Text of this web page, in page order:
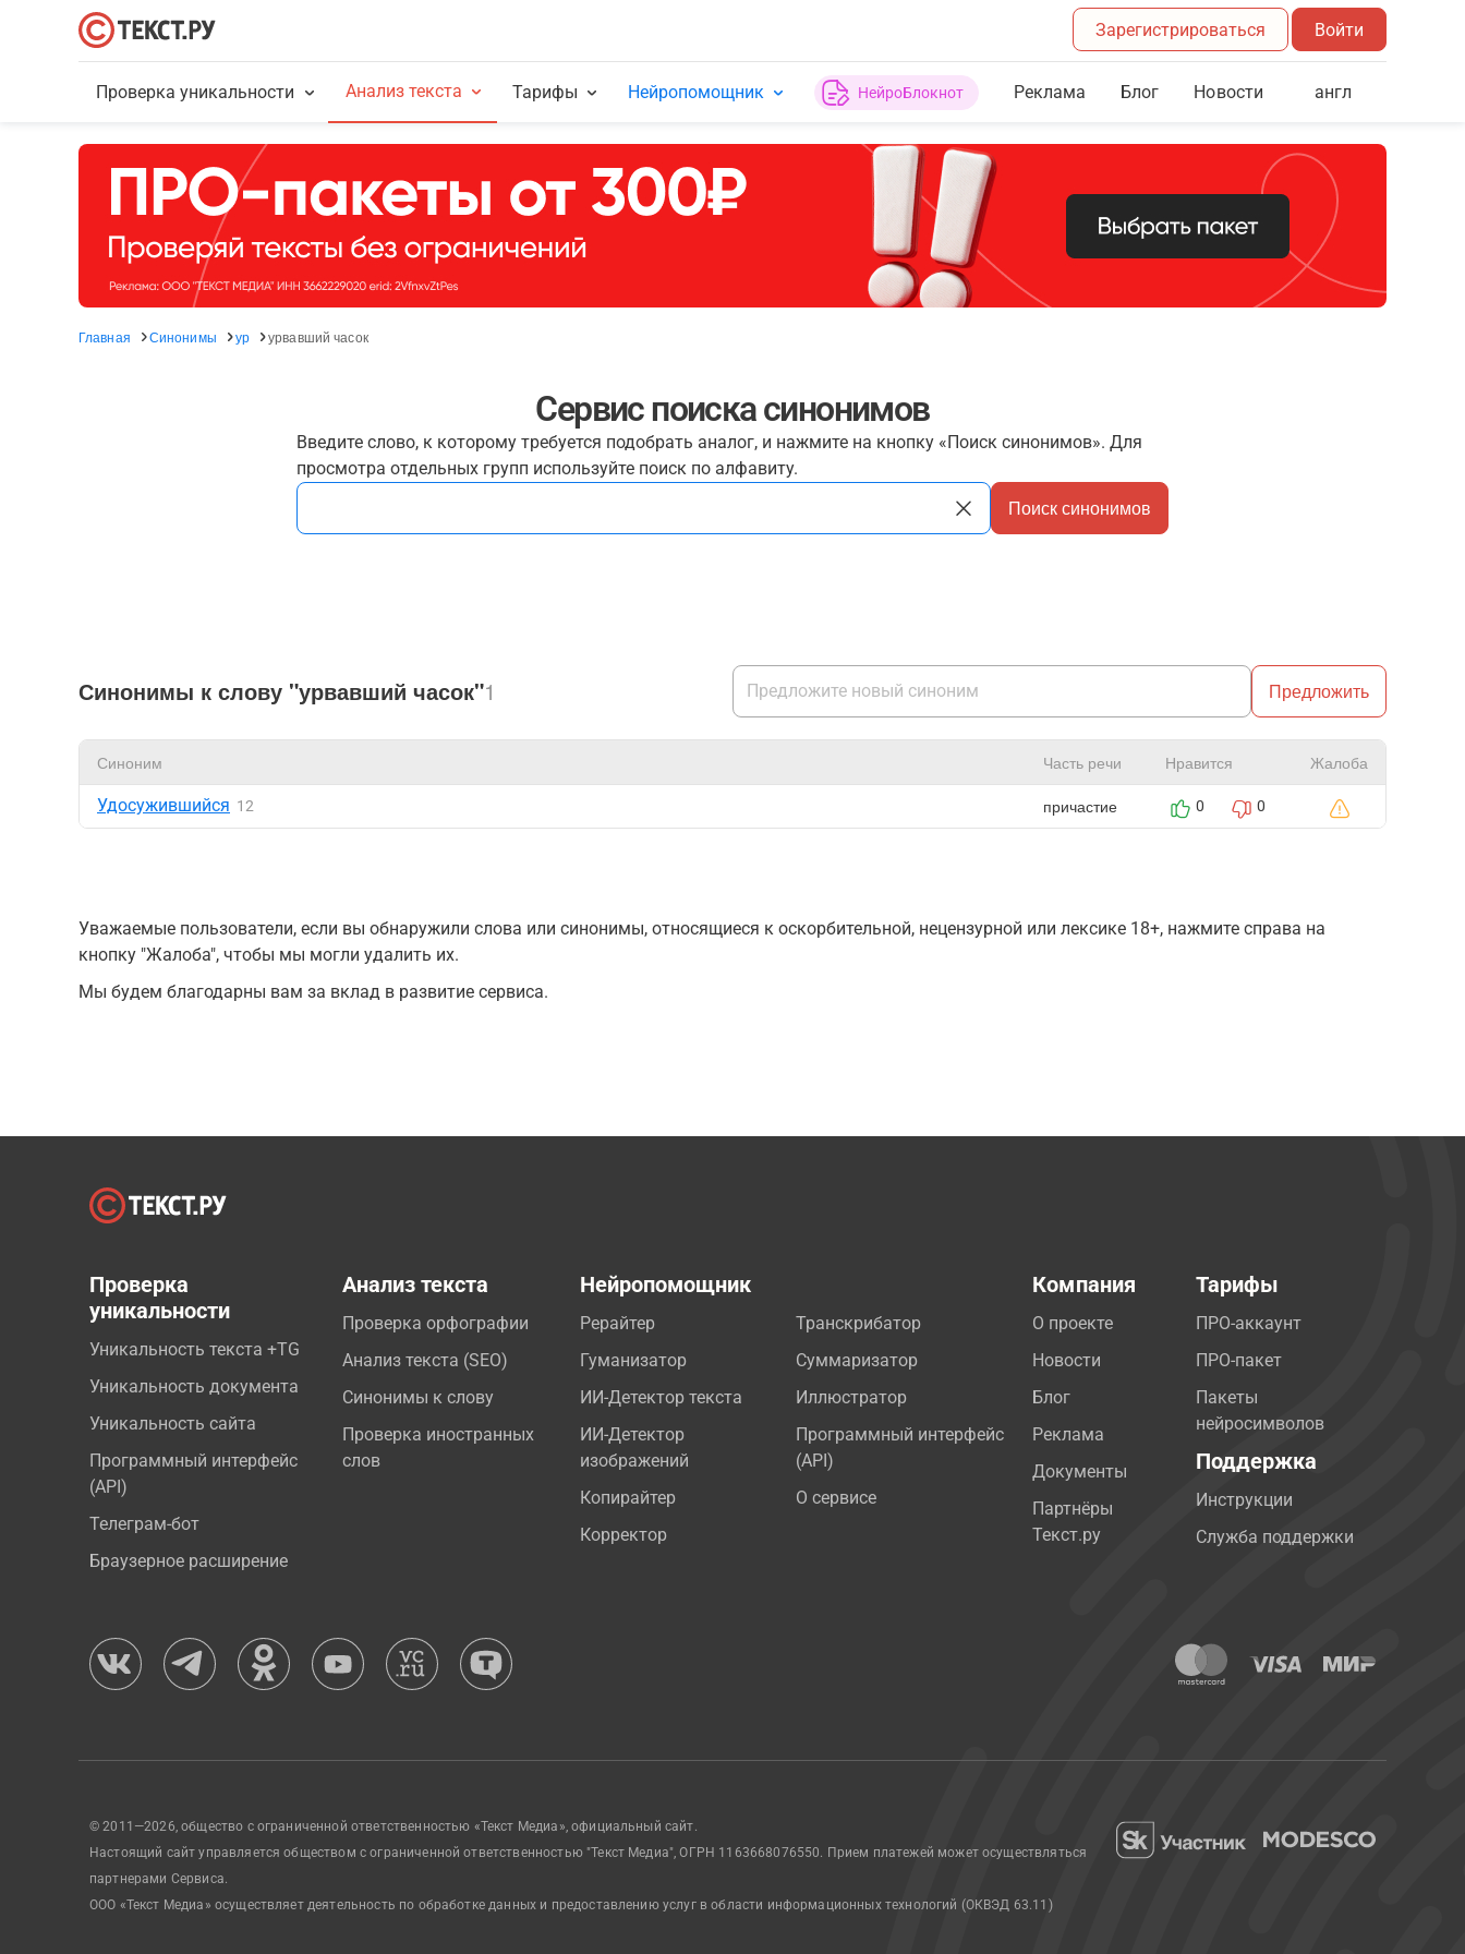
Зарегистрироваться Войти
Проверка уникальности Анализ текста Тарифы Нейропомощник НейроБлокнот Реклама Блог Новости англ
Главная Синонимы ур урвавший часок
Сервис поиска синонимов
Введите слово, к которому требуется подобрать аналог, и нажмите на кнопку «Поиск синонимов». Для
просмотра отдельных групп используйте поиск по алфавиту.
Поиск синонимов
Синонимы к слову "урвавший часок"1 Предложить
Синоним Часть речи Нравится Жалоба
Удосужившийся 12 причастие 0 0
Уважаемые пользователи, если вы обнаружили слова или синонимы, относящиеся к оскорбительной, нецензурной или лексике 18+, нажмите справа на
кнопку "Жалоба", чтобы мы могли удалить их.
Мы будем благодарны вам за вклад в развитие сервиса.
Проверка
уникальности
Уникальность текста +TG
Уникальность документа
Уникальность сайта
Программный интерфейс
(API)
Телеграм-бот
Браузерное расширение
Анализ текста
Проверка орфографии
Анализ текста (SEO)
Синонимы к слову
Проверка иностранных
слов
Нейропомощник
Рерайтер
Гуманизатор
ИИ-Детектор текста
ИИ-Детектор
изображений
Копирайтер
Корректор
Транскрибатор
Суммаризатор
Иллюстратор
Программный интерфейс
(API)
О сервисе
Компания
О проекте
Новости
Блог
Реклама
Документы
Партнёры
Текст.ру
Тарифы
ПРО-аккаунт
ПРО-пакет
Пакеты
нейросимволов
Поддержка
Инструкции
Служба поддержки
© 2011—2026, общество с ограниченной ответственностью «Текст Медиа», официальный сайт.
Настоящий сайт управляется обществом с ограниченной ответственностью "Текст Медиа", ОГРН 1163668076550. Прием платежей может осуществляться
партнерами Сервиса.
ООО «Текст Медиа» осуществляет деятельность по обработке данных и предоставлению услуг в области информационных технологий (ОКВЭД 63.11)